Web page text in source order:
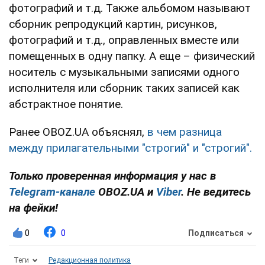
фотографий и т.д. Также альбомом называют
сборник репродукций картин, рисунков,
фотографий и т.д., оправленных вместе или
помещенных в одну папку. А еще – физический
носитель с музыкальными записями одного
исполнителя или сборник таких записей как
абстрактное понятие.
Ранее OBOZ.UA объяснял, в чем разница
между прилагательными "строгий" и "строгий".
Только проверенная информация у нас в
Telegram-канале OBOZ.UA и Viber. Не ведитесь
на фейки!
0 0 Подписаться
Теги Редакционная политика